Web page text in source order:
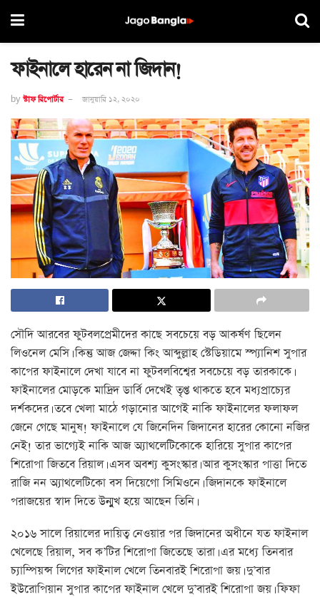
ফাইনালে হারেন না জিদান!
by স্টাফ রিপোর্টার জানুয়ারি ১২, ২০২০
সৌদি আরবের ফুটবলপ্রেমীদের কাছে সবচেয়ে বড় আকর্ষণ ছিলেন
লিওনেল মেসি। কিন্তু আজ জেদ্দা কিং আব্দুল্লাহ স্টেডিয়ামে স্প্যানিশ সুপার
কাপের ফাইনালে দেখা যাবে না ফুটবলবিশ্বের সবচেয়ে বড় তারকাকে।
ফাইনালের মোড়কে মাদ্রিদ ডার্বি দেখেই তৃপ্ত থাকতে হবে মধ্যপ্রাচ্যের
দর্শকদের। তবে খেলা মাঠে গড়ানোর আগেই নাকি ফাইনালের ফলাফল
জেনে গেছে মানুষ! ফাইনালে যে জিনেদিন জিদানের হারের কোনো নজির
নেই! তার ভাগ্যেই নাকি আজ অ্যাথলেটিকোকে হারিয়ে সুপার কাপের
শিরোপা জিতবে রিয়াল। এসব অবশ্য কুসংস্কার। আর কুসংস্কার পাত্তা দিতে
রাজি নন অ্যাথলেটিকো বস দিয়েগো সিমিওনে। জিদানকে ফাইনালে
পরাজয়ের স্বাদ দিতে উন্মুখ হয়ে আছেন তিনি।
২০১৬ সালে রিয়ালের দায়িত্ব নেওয়ার পর জিদানের অধীনে যত ফাইনাল
খেলেছে রিয়াল, সব ক’টির শিরোপা জিতেছে তারা। এর মধ্যে তিনবার
চ্যাম্পিয়ন্স লিগের ফাইনাল খেলে তিনবারই শিরোপা জয়। দু’বার
ইউরোপিয়ান সুপার কাপের ফাইনাল খেলে দু’বারই শিরোপা জয়। ফিফা